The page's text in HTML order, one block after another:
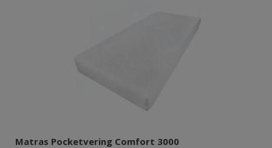
Matras Pocketvering Comfort 3000